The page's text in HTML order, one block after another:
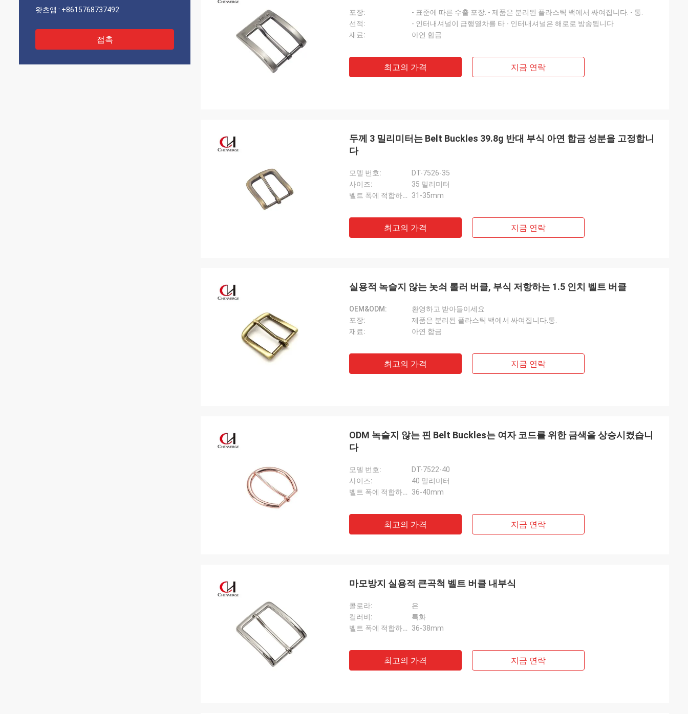
왓츠앱 : +8615768737492
접촉
포장:
- 표준에 따른 수출 포장. - 제품은 분리된 플라스틱 백에서 싸여집니다. - 통.
선적:
- 인터내셔널이 급행열차를 타 - 인터내셔널은 해로로 방송됩니다
재료:
아연 합금
최고의 가격 지금 연락
두께 3 밀리미터는 Belt Buckles 39.8g 반대 부식 아연 합금 성분을 고정합니
다
모델 번호:
DT-7526-35
사이즈:
35 밀리미터
벨트 폭에 적합하세요:
31-35mm
최고의 가격 지금 연락
실용적 녹슬지 않는 놋쇠 롤러 버클, 부식 저항하는 1.5 인치 벨트 버클
OEM&ODM:
환영하고 받아들이세요
포장:
제품은 분리된 플라스틱 백에서 싸여집니다.통.
재료:
아연 합금
최고의 가격 지금 연락
ODM 녹슬지 않는 핀 Belt Buckles는 여자 코드를 위한 금색을 상승시켰습니
다
모델 번호:
DT-7522-40
사이즈:
40 밀리미터
벨트 폭에 적합하세요:
36-40mm
최고의 가격 지금 연락
마모방지 실용적 큰곡척 벨트 버클 내부식
콜로라:
은
컬러비:
특화
벨트 폭에 적합하세요:
36-38mm
최고의 가격 지금 연락